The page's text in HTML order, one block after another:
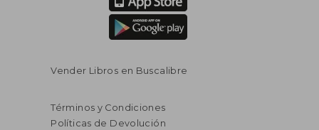
Vender Libros en Buscalibre
Términos y Condiciones
Políticas de Devolución